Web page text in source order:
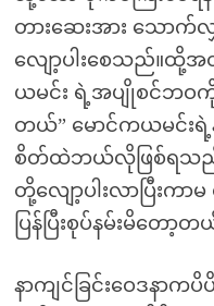
တားဆေးအား သော
လျော့ပါးစေသည်။ထို့
ယမင်း ရဲ့အပျိုစင်ဘဝကို
တယ်” မောင်ကယမင်းရဲ့
စိတ်ထဲဘယ်လိုဖြစ်ရသည်
တို့လျော့ပါးလာပြီး
ပြန်ပြီးစုပ်နမ်းမိတော့တ
နာကျင်ခြင်းဝေဒန